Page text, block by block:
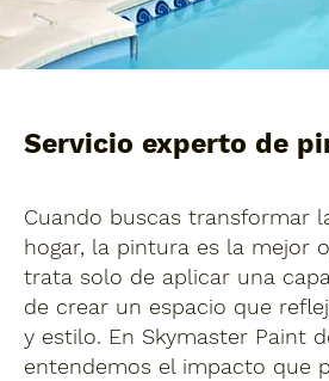
Cuando buscas transformar
hogar, la pintura es la mejor
trata solo de aplicar una
de crear un espacio que
y estilo. En Skymaster Paint
entendemos el impacto que
Servicio experto de